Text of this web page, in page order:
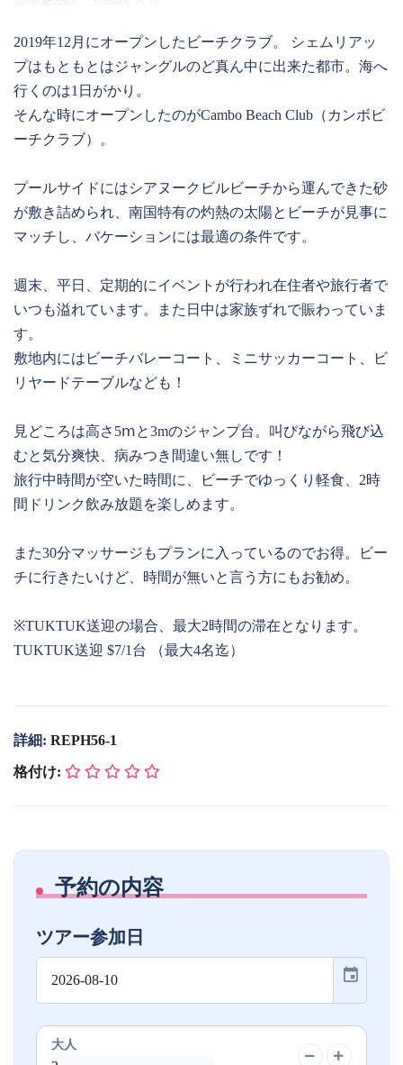
2019年12月にオープンしたビーチクラブ。 シェムリアッ
プはもともとはジャングルのど真ん中に出来た都市。海へ
行くのは1日がかり。
そんな時にオープンしたのがCambo Beach Club（カンボビ
ーチクラブ）。
プールサイドにはシアヌークビルビーチから運んできた砂
が敷き詰められ、南国特有の灼熱の太陽とビーチが見事に
マッチし、バケーションには最適の条件です。
週末、平日、定期的にイベントが行われ在住者や旅行者で
いつも溢れています。また日中は家族ずれで賑わっていま
す。
敷地内にはビーチバレーコート、ミニサッカーコート、ビ
リヤードテーブルなども！
見どころは高さ5ⅿと3mのジャンプ台。叫びながら飛び込
むと気分爽快、病みつき間違い無しです！
旅行中時間が空いた時間に、ビーチでゆっくり軽食、2時
間ドリンク飲み放題を楽しめます。
また30分マッサージもプランに入っているのでお得。ビー
チに行きたいけど、時間が無いと言う方にもお勧め。
※TUKTUK送迎の場合、最大2時間の滞在となります。
TUKTUK送迎 $7/1台 （最大4名迄）
詳細: REPH56-1
格付け:
予約の内容
ツアー参加日
event
大人